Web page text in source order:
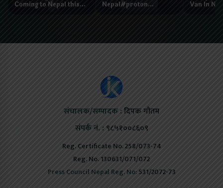
Coming to Nepal this
Nepal#proton
Van In
संचालक/सम्पादक :दिपक गौतम
संपर्क नं. : ९८५१००८६०९
Reg. Certificate No. 258/073-74
Reg. No. 130631/071/072
Press Council Nepal Reg. No:531/2072-73